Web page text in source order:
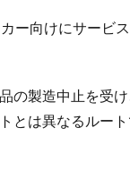
ー向けにサービス
の製造中止を受
とは異なるルー